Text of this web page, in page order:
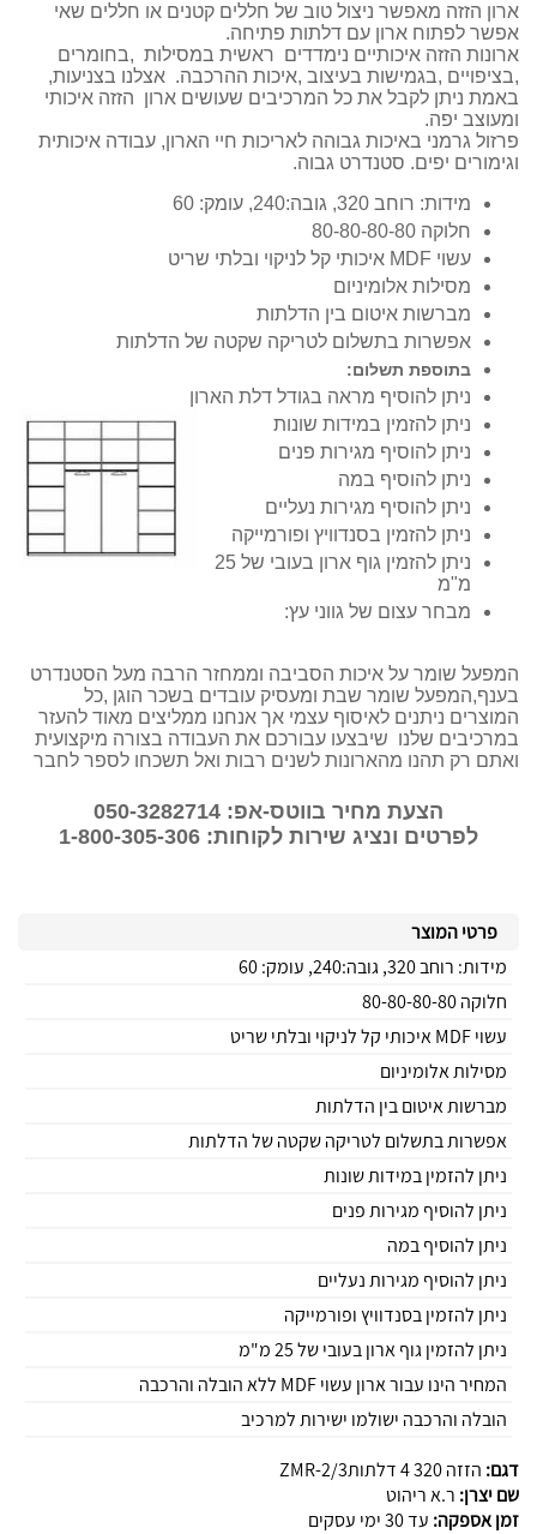
ארון הזזה מאפשר ניצול טוב של חללים קטנים או חללים שאי
אפשר לפתוח ארון עם דלתות פתיחה.
ארונות הזזה איכותיים נימדדים ראשית במסילות ,בחומרים
,בציפויים ,בגמישות בעיצוב ,איכות ההרכבה. אצלנו בצניעות,
באמת ניתן לקבל את כל המרכיבים שעושים ארון הזזה איכותי
ומעוצב יפה.
פרזול גרמני באיכות גבוהה לאריכות חיי הארון, עבודה איכותית
וגימורים יפים. סטנדרט גבוה.
מידות: רוחב 320, גובה:240, עומק: 60
חלוקה 80-80-80-80
עשוי MDF איכותי קל לניקוי ובלתי שריט
מסילות אלומיניום
מברשות איטום בין הדלתות
אפשרות בתשלום לטריקה שקטה של הדלתות
בתוספת תשלום:
ניתן להוסיף מראה בגודל דלת הארון
ניתן להזמין במידות שונות
ניתן להוסיף מגירות פנים
ניתן להוסיף במה
ניתן להוסיף מגירות נעליים
ניתן להזמין בסנדוויץ ופורמייקה
ניתן להזמין גוף ארון בעובי של 25
מ"מ
מבחר עצום של גווני עץ:
המפעל שומר על איכות הסביבה וממחזר הרבה מעל הסטנדרט
בענף,המפעל שומר שבת ומעסיק עובדים בשכר הוגן ,כל
המוצרים ניתנים לאיסוף עצמי אך אנחנו ממליצים מאוד להעזר
במרכיבים שלנו שיבצעו עבורכם את העבודה בצורה מיקצועית
ואתם רק תהנו מהארונות לשנים רבות ואל תשכחו לספר לחבר
הצעת מחיר בווטס-אפ: 050-3282714
לפרטים ונציג שירות לקוחות: 1-800-305-306
פרטי המוצר
מידות: רוחב 320, גובה:240, עומק: 60
חלוקה 80-80-80-80
עשוי MDF איכותי קל לניקוי ובלתי שריט
מסילות אלומיניום
מברשות איטום בין הדלתות
אפשרות בתשלום לטריקה שקטה של הדלתות
ניתן להזמין במידות שונות
ניתן להוסיף מגירות פנים
ניתן להוסיף במה
ניתן להוסיף מגירות נעליים
ניתן להזמין בסנדוויץ ופורמייקה
ניתן להזמין גוף ארון בעובי של 25 מ"מ
המחיר הינו עבור ארון עשוי MDF ללא הובלה והרכבה
הובלה והרכבה ישולמו ישירות למרכיב
דגם: הזזה 320 4 דלתותZMR-2/3
שם יצרן: ר.א ריהוט
זמן אספקה: עד 30 ימי עסקים